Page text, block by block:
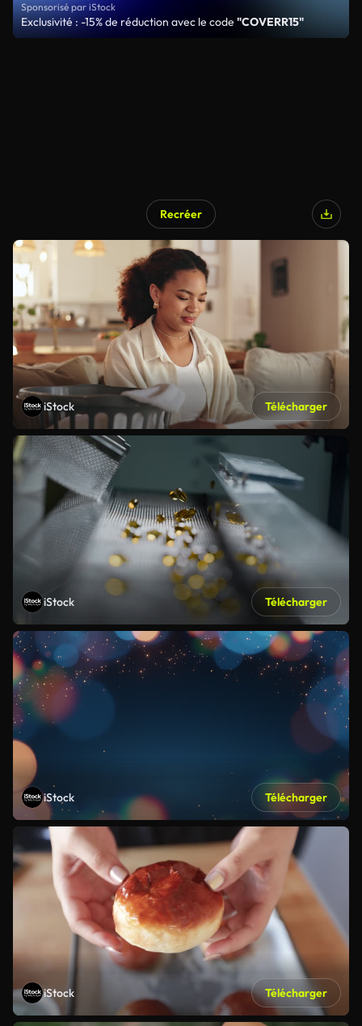
Sponsorisé par iStock
Exclusivité : -15% de réduction avec le code "COVERR15"
Recréer
iStock Télécharger
iStock Télécharger
iStock Télécharger
iStock Télécharger